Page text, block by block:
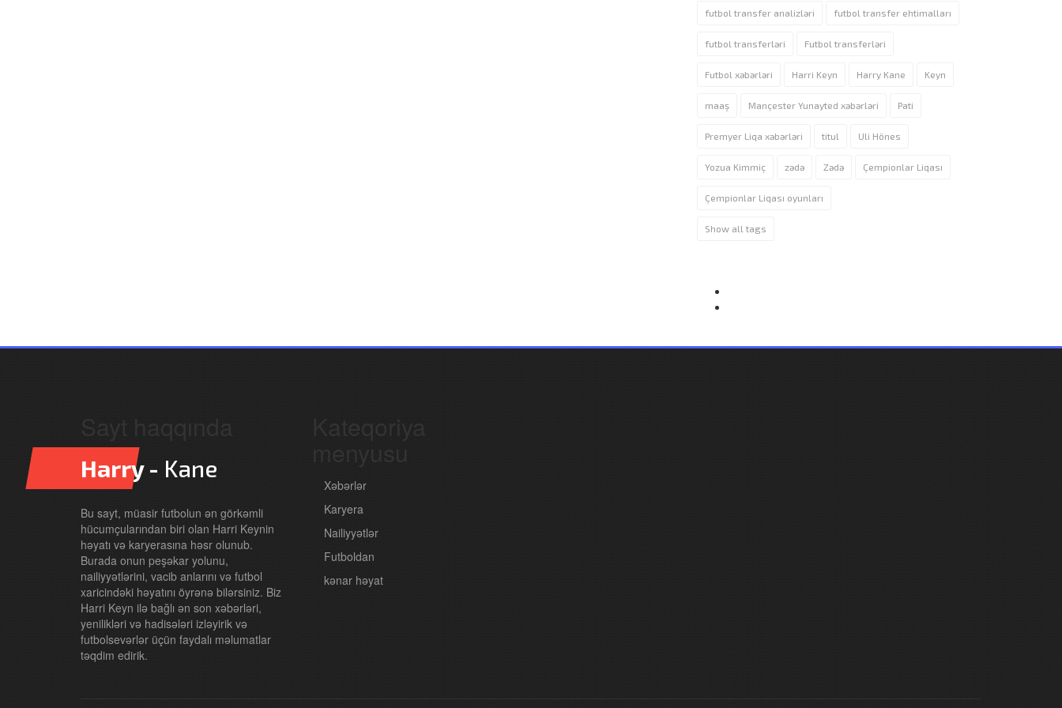
futbol transfer analizləri futbol transfer ehtimalları
futbol transferləri Futbol transferləri
Futbol xəbərləri Harri Keyn Harry Kane Keyn
maaş Mançester Yunayted xəbərləri Pati
Premyer Liqa xəbərləri titul Uli Hönes
Yozua Kimmiç zədə Zədə Çempionlar Liqası
Çempionlar Liqası oyunları
Show all tags
Sayt haqqında
Harry - Kane
Bu sayt, müasir futbolun ən görkəmli
hücumçularından biri olan Harri Keynin
həyatı və karyerasına həsr olunub.
Burada onun peşəkar yolunu,
nailiyyətlərini, vacib anlarını və futbol
xaricindəki həyatını öyrənə bilərsiniz. Biz
Harri Keyn ilə bağlı ən son xəbərləri,
yenilikləri və hadisələri izləyirik və
futbolsevərlər üçün faydalı məlumatlar
təqdim edirik.
Kateqoriya
menyusu
Xəbərlər
Karyera
Nailiyyətlər
Futboldan
kənar həyat